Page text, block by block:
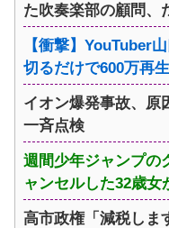
た吹奏楽部の顧問、
【衝撃】YouTuber
切るだけで600万再
イオン爆発事故、
一斉点検
週間少年ジャンプの
ャンセルした32歳女
高市政権「減税しま